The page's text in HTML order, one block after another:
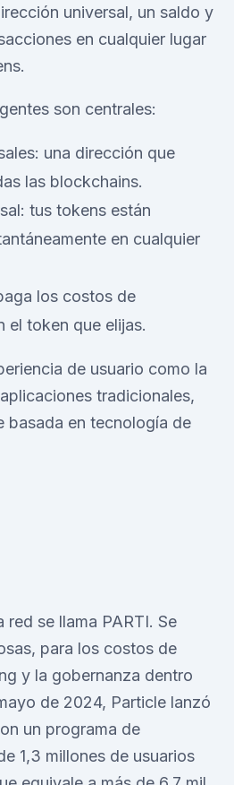
universal, un saldo y
en cualquier lugar
son centrales:
una dirección que
las blockchains.
tus tokens están
en cualquier
los costos de
el token que elijas.
de usuario como la
tradicionales,
basada en tecnología de
se llama PARTI. Se
para los costos de
y la gobernanza dentro
de 2024, Particle lanzó
un programa de
1,3 millones de usuarios